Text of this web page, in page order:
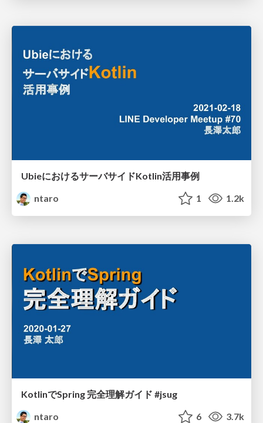
UbieにおけるサーバサイドKotlin活用事例
ntaro
1 1.2k
KotlinでSpring 完全理解ガイド #jsug
ntaro
6 3.7k